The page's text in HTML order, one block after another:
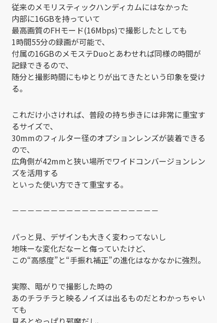
従来のメモリスティックハンディカムにはなかった
内部に16GBを持っていて
最高画質のFHモード(16Mbps)で撮影したとしても
1時間55分の録画が可能で、
付属の16GBのメモステDuoとあわせれば同様の時間が
記録できるので、
随分と撮影時間にもゆとりが出てきたという印象を受け
る。
これだけ小さければ、普段の持ち歩きには非常に重宝す
るサイズで、
30mmのフィルター径のオプションレンズが装着できる
ので、
広角側が42mmと狭い場所でワイドコンバージョンレン
ズを活用する
といった使い方できて重宝する。
－－－－－－－－－－－－－－－－－－－
パっと見、デザインも大きく変わってないし
地味ーな変化だなーと侮っていたけど、
この“高感度”と“手振れ補正”の進化はなかなかに強烈。
実際、暗がりで撮影した時の
あのチラチラと映るノイズは出るものだとわかっちゃい
ても